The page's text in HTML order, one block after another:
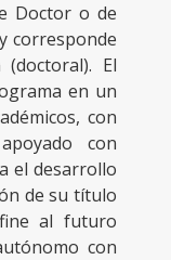
Doctor o de
corresponde
El
en un
con
con
el desarrollo
de su título
al futuro
con